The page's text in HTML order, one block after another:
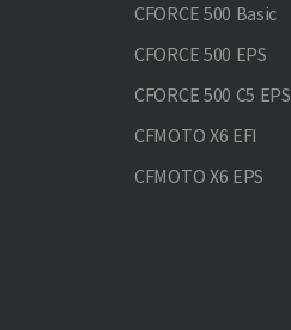
CFORCE 500 Basic
CFORCE 500 EPS
CFORCE 500 С5 EPS
CFMOTO X6 EFI
CFMOTO X6 EPS